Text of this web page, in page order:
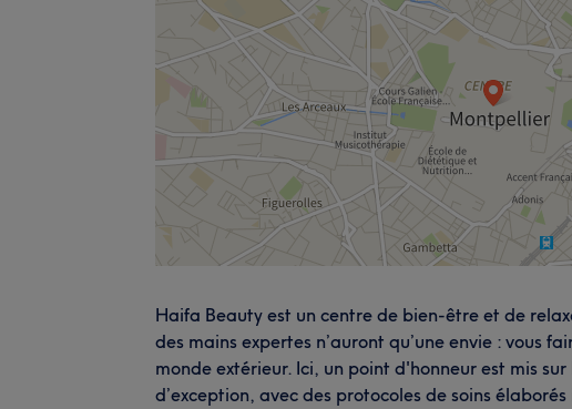
Haifa Beauty est un centre de bien-être et de
des mains expertes n’auront qu’une envie : vous
monde extérieur. Ici, un point d'honneur est mis
d’exception, avec des protocoles de soins